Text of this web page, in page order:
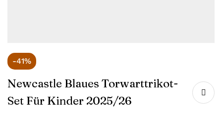
-41%
Newcastle Blaues Torwarttrikot-
Set Für Kinder 2025/26